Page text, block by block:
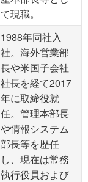
て現職。
1988年同社入
社。海外営業部
長や米国子会社
社長を経て2017
年に取締役就
任。管理本部長
や情報システム
部長等を歴任
し、現在は常務
執行役員および